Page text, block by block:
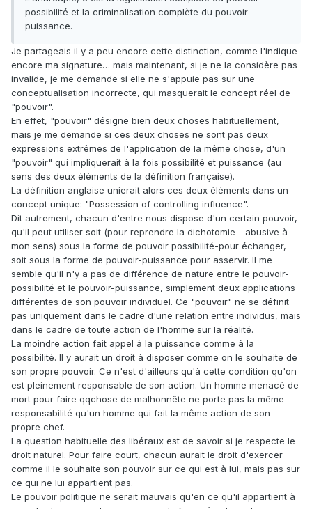
possibilité et la criminalisation complète du pouvoir-
puissance.
Je partageais il y a peu encore cette distinction, comme l'indique
encore ma signature… mais maintenant, si je ne la considère pas
invalide, je me demande si elle ne s'appuie pas sur une
conceptualisation incorrecte, qui masquerait le concept réel de
"pouvoir".
En effet, "pouvoir" désigne bien deux choses habituellement,
mais je me demande si ces deux choses ne sont pas deux
expressions extrêmes de l'application de la même chose, d'un
"pouvoir" qui impliquerait à la fois possibilité et puissance (au
sens des deux éléments de la définition française).
La définition anglaise unierait alors ces deux éléments dans un
concept unique: "Possession of controlling influence".
Dit autrement, chacun d'entre nous dispose d'un certain pouvoir,
qu'il peut utiliser soit (pour reprendre la dichotomie - abusive à
mon sens) sous la forme de pouvoir possibilité-pour échanger,
soit sous la forme de pouvoir-puissance pour asservir. Il me
semble qu'il n'y a pas de différence de nature entre le pouvoir-
possibilité et le pouvoir-puissance, simplement deux applications
différentes de son pouvoir individuel. Ce "pouvoir" ne se définit
pas uniquement dans le cadre d'une relation entre individus, mais
dans le cadre de toute action de l'homme sur la réalité.
La moindre action fait appel à la puissance comme à la
possibilité. Il y aurait un droit à disposer comme on le souhaite de
son propre pouvoir. Ce n'est d'ailleurs qu'à cette condition qu'on
est pleinement responsable de son action. Un homme menacé de
mort pour faire qqchose de malhonnête ne porte pas la même
responsabilité qu'un homme qui fait la même action de son
propre chef.
La question habituelle des libéraux est de savoir si je respecte le
droit naturel. Pour faire court, chacun aurait le droit d'exercer
comme il le souhaite son pouvoir sur ce qui est à lui, mais pas sur
ce qui ne lui appartient pas.
Le pouvoir politique ne serait mauvais qu'en ce qu'il appartient à